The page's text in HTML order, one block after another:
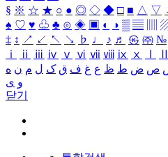
§ ※ ☆ ★ ○ ● ◎ ◇ ◆ □ ■ △ ▽
♠ ♡ ♥ ♧ ♣ ⊙ ◈ ▣ ◐ ◑ ▒ ▤
‡ ↕ ↗ ↙ ↖ ↘ ♭ ♩ ♪ ♬ ㉿ ㈜ №
ⅰ
ⅱ ⅲ ⅳ ⅴ ⅵ ⅶ ⅷ ⅸ ⅹ
ص ض ط ظ ع غ ف ق ک ل م ن ه
و ی
닫기